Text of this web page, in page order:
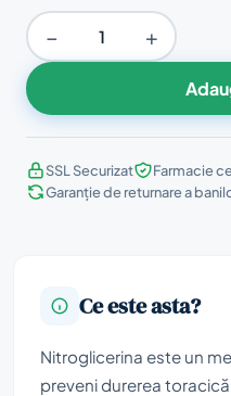
− +
SSL Securizat
Farmacie
Garanție de returnare a
Ce este asta?
Nitroglicerina este un
preveni durerea